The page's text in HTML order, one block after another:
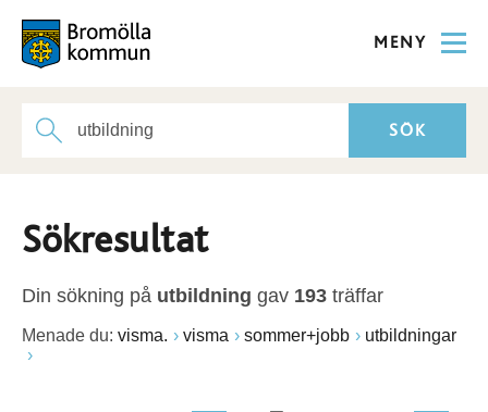
MENY
Sökresultat
Din sökning på utbildning gav 193 träffar
Menade du: visma. visma sommer+jobb utbildningar